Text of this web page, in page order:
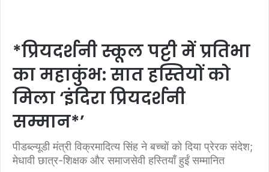
*प्रियदर्शनी स्कूल पट्टी में प्रतिभा
का महाकुंभ: सात हस्तियों को
मिला ‘इंदिरा प्रियदर्शनी
सम्मान*’
पीडब्ल्यूडी मंत्री विक्रमादित्य सिंह ने बच्चों को दिया प्रेरक संदेश;
मेधावी छात्र-शिक्षक और समाजसेवी हस्तियाँ हुईं सम्मानित